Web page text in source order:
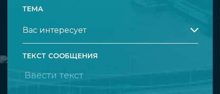
ТЕМА
ТЕКСТ СООБЩЕНИЯ